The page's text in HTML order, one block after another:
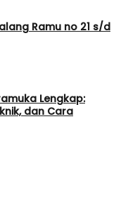
Ramu no 21 s/d
Lengkap:
dan Cara